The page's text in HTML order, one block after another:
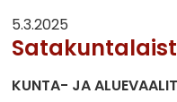
5.3.2025
KUNTA- JA